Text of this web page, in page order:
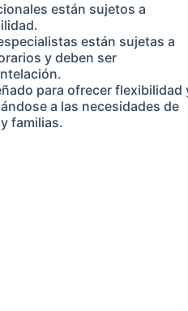
están sujetos a
están sujetas a
y deben ser
para ofrecer flexibilidad
a las necesidades de
familias.